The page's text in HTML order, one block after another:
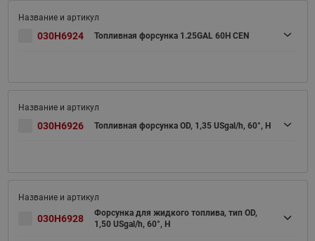
030H6924 Топливная форсунка 1.25GAL 60H CEN
030H6926 Топливная форсунка OD, 1,35 USgal/h, 60°, H
030H6928
Форсунка для жидкого топлива, тип OD,
1,50 USgal/h, 60°, H